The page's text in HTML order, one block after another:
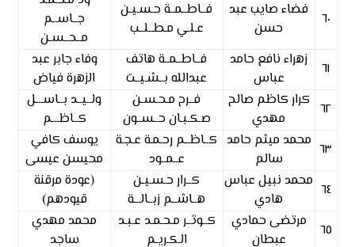
٦٠
فضاء صايب عبد
حسن
فــاطــمــة حـسـيـن
عـلـي مـطــلــب
جــاســم
مــحــسـن
٦١
زهراء نافع حامد
عباس
فــاطــمــة هاتف
عبدالله بــشـيــت
وفاء جابر عبد
الزهرة فياض
٦٢ كرار كاظم صالح
مهدي
فــرح مـحـسـن
صـكـبـان حــســون
ولــيــد بــاســـل
كــاظـــم
٦٣ محمد ميثم حامد
سالم
كــاظــم رحـمـة عـجـة
عــمــود
يوسف كافي
محيسن عيسى
٦٤ محمد نبيل عباس
هادي
كــرار حـسـيـن
هــاشــم زبــالـــة
(عودة مرقنة
قيودهم)
٦٥
مرتضى حمادي
عبطان
كــوثــر مـحـمـد عـبـد
الـكـريـم
محمد مهدي
ساجد